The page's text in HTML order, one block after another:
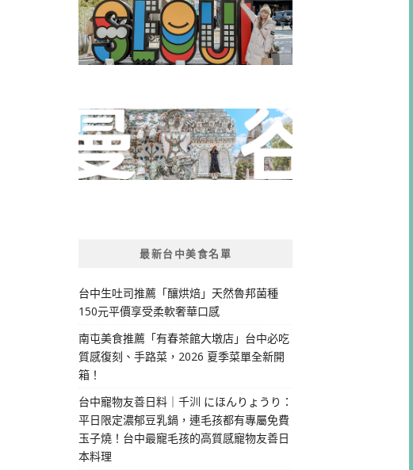
最新台中美食名單
台中生吐司推薦「釀烘焙」天然魯邦菌種
150元平價享受柔軟奢華口感
南屯美食推薦「有春茶館大墩店」台中必吃
質感復刻、手路菜，2026 夏季菜單全新開
箱！
台中寵物友善日料｜千汌 にほんりょうり：
平日限定濃郁豆乳鍋，連毛孩都有專屬免費
玉子燒！台中最寵毛孩的高質感寵物友善日
本料理